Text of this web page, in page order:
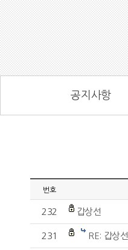
공지사항
번호
232 갑상선
231 RE: 갑상선